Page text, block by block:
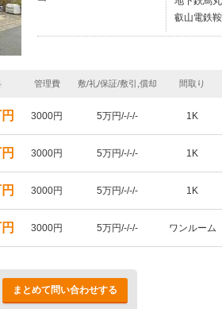
叡山電鉄
管理費 敷/礼/保証/敷引,償却 間取り
3000円 5万円/-/-/- 1K
3000円 5万円/-/-/- 1K
3000円 5万円/-/-/- 1K
3000円 5万円/-/-/- ワンルーム
まとめて問い合わせする